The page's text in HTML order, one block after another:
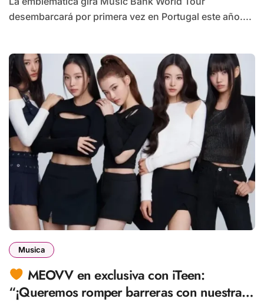
desembarcará por primera vez en Portugal este año....
Musica
MEOVV en exclusiva con iTeen:
“¡Queremos romper barreras con nuestra